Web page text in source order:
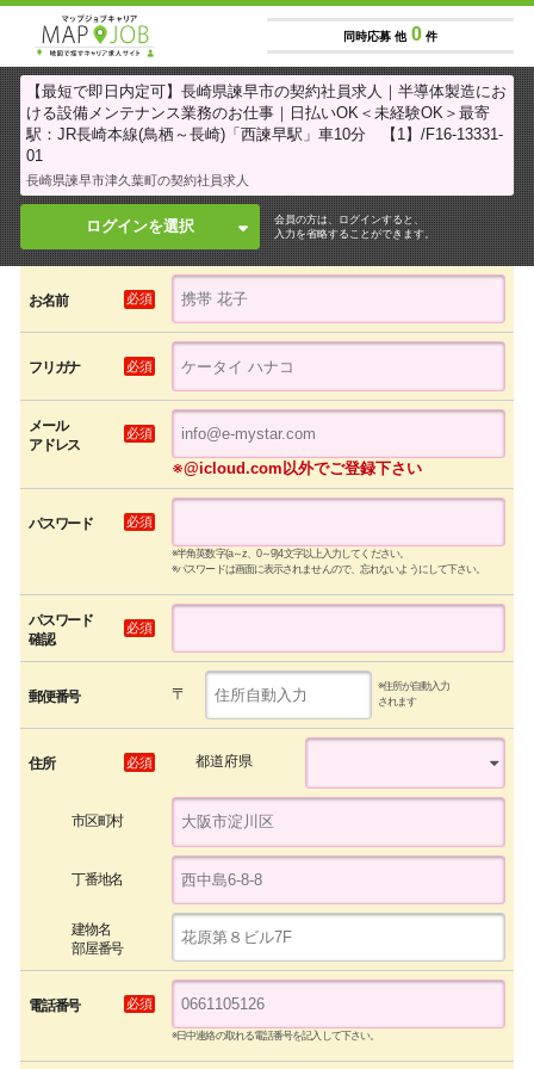
同時応募 他 0 件
【最短で即日内定可】長崎県諫早市の契約社員求人｜半導体製造にお
ける設備メンテナンス業務のお仕事｜日払いOK＜未経験OK＞最寄
駅：JR長崎本線(鳥栖～長崎)「西諫早駅」車10分 【1】/F16-13331-
01
長崎県諫早市津久葉町の契約社員求人
ログインを選択
会員の方は、ログインすると、
入力を省略することができます。
お名前 必須
フリガナ 必須
メール
アドレス
必須
※@icloud.com以外でご登録下さい
パスワード 必須
※半角英数字(a～z、0～9)4文字以上入力してください。
※パスワードは画面に表示されませんので、忘れないようにして下さい。
パスワード
確認
必須
郵便番号 〒
※住所が自動入力
されます
住所 必須 都道府県
市区町村
丁番地名
建物名
部屋番号
電話番号 必須
※日中連絡の取れる電話番号を記入して下さい。